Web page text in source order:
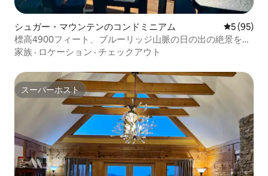
シュガー・マウンテンのコンドミニアム レビュー
5 (95)
標高4900フィート、ブルーリッジ山脈の日の出の絶景を一
望
家族 · ロケーション · チェックアウト
スーパーホスト
スーパーホスト